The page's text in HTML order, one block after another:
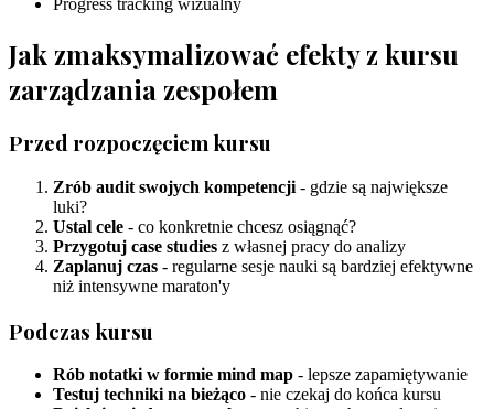
Progress tracking wizualny
Jak zmaksymalizować efekty z kursu
zarządzania zespołem
Przed rozpoczęciem kursu
Zrób audit swojych kompetencji - gdzie są największe
luki?
Ustal cele - co konkretnie chcesz osiągnąć?
Przygotuj case studies z własnej pracy do analizy
Zaplanuj czas - regularne sesje nauki są bardziej efektywne
niż intensywne maraton'y
Podczas kursu
Rób notatki w formie mind map - lepsze zapamiętywanie
Testuj techniki na bieżąco - nie czekaj do końca kursu